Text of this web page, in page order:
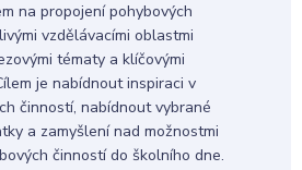
na propojení pohybových
vzdělávacími oblastmi
tématy a klíčovými
je nabídnout inspiraci v
činností, nabídnout vybrané
a zamyšlení nad možnostmi
činností do školního dne.